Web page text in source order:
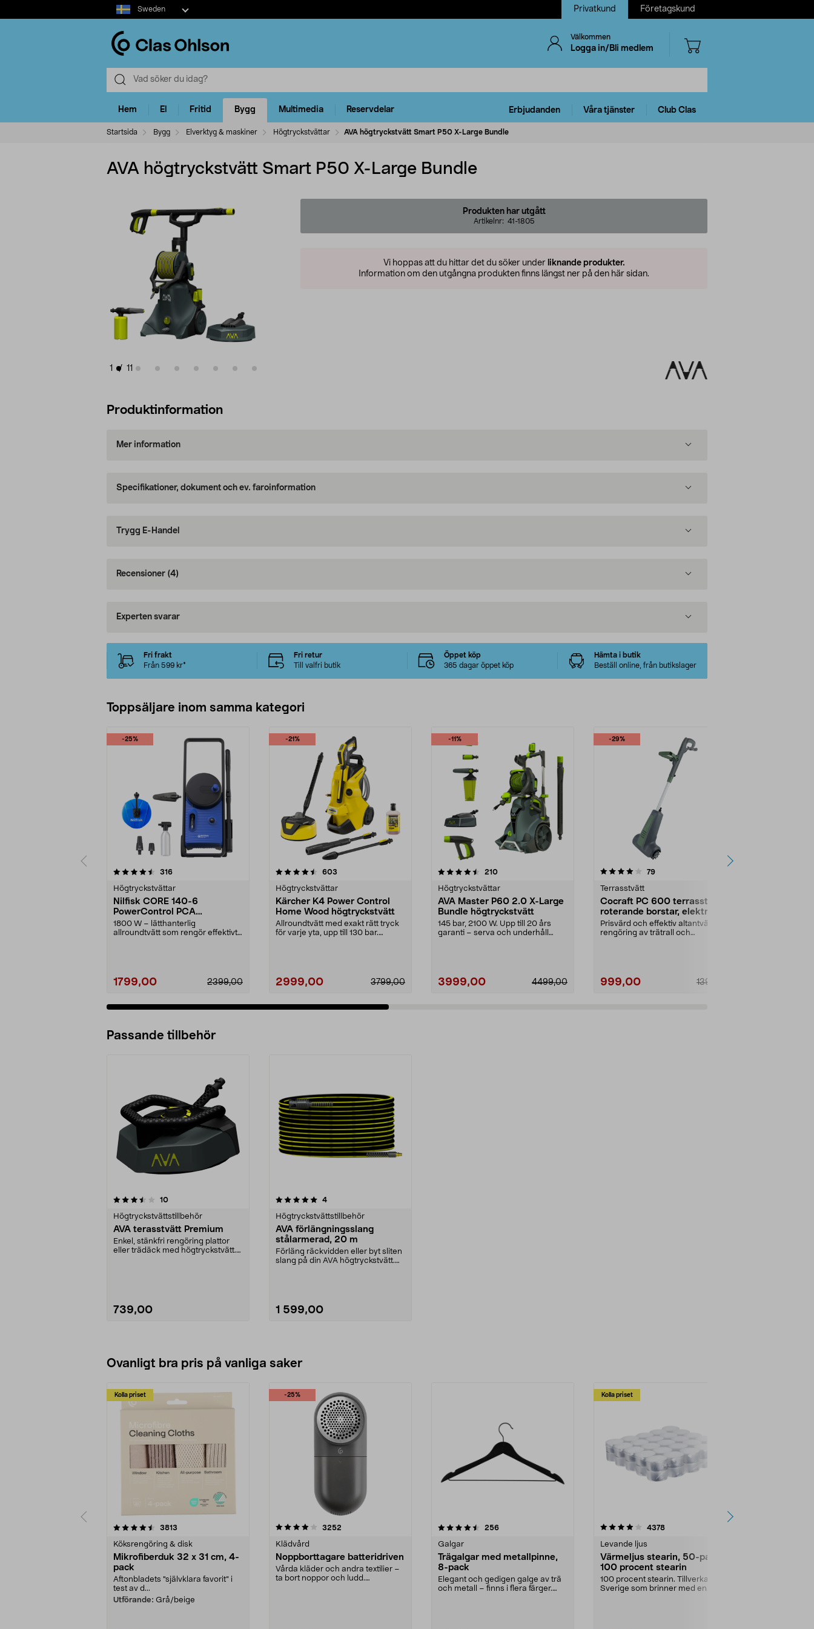
Select
market
Sweden Privatkund Företagskund
Välkommen
Logga in/Bli medlem
Hem El Fritid Bygg Multimedia Reservdelar Erbjudanden Våra tjänster Club Clas
Startsida Bygg Elverktyg & maskiner Högtryckstvättar AVA högtryckstvätt Smart P50 X-Large Bundle
AVA högtryckstvätt Smart P50 X-Large Bundle
1 / 11
Produkten har utgått
Artikelnr: 41-1805
Vi hoppas att du hittar det du söker under liknande produkter.
Information om den utgångna produkten finns längst ner på den här sidan.
Produktinformation
Mer information
Specifikationer, dokument och ev. faroinformation
Trygg E-Handel
Recensioner (4)
Experten svarar
Fri frakt
Från 599 kr*
Fri retur
Till valfri butik
Öppet köp
365 dagar öppet köp
Hämta i butik
Beställ online, från butikslager
Toppsäljare inom samma kategori
-25%
316recensioner
Högtryckstvättar
Nilfisk CORE 140-6
PowerControl PCA
högtryckstvätt
1800 W – lätthanterlig
allroundtvätt som rengör effektivt
1799,00 2399,00
-21%
4.5 av 5 stjärnor 603
Högtryckstvättar
Kärcher K4 Power Control
Home Wood högtryckstvätt
Allroundtvätt med exakt rätt tryck
för varje yta, upp till 130 bar.
2999,00 3799,00
-11%
4.5 av 5 stjärnor 210recensioner
Högtryckstvättar
AVA Master P60 2.0 X-Large
Bundle högtryckstvätt
145 bar, 2100 W. Upp till 20 års
garanti – serva och underhåll
3999,00 4499,00
-29%
4.0 av 5 stjärnor 79recensioner
Terrasstvätt
Cocraft PC 600 terrasstvätt
roterande borstar, elektrisk
Prisvärd och effektiv altantvätt för
rengöring av trätrall och
999,00 1399,00
4.5 av 5 stjärnor
Passande tillbehör
10recensioner
Högtryckstvättstillbehör
AVA terasstvätt Premium
Enkel, stänkfri rengöring plattor
eller trädäck med högtryckstvätt.
739,00
5.0av 5 stjärnor 4recensioner
Högtryckstvättstillbehör
AVA förlängningsslang
stålarmerad, 20 m
Förläng räckvidden eller byt sliten
slang på din AVA högtryckstvätt.
1 599,00
Ovanligt bra pris på vanliga saker
Kolla priset
3813
Köksrengöring & disk
Mikrofiberduk 32 x 31 cm, 4-
pack
Aftonbladets "självklara favorit” i
test av d...
Utförande: Grå/beige
-25%
4.0av 5 stjärnor 3252
Klädvård
Noppborttagare batteridriven
Vårda kläder och andra textilier –
ta bort noppor och ludd.
4.5av 5 stjärnor 256recensioner
Galgar
Trägalgar med metallpinne,
8-pack
Elegant och gedigen galge av trä
och metall – finns i flera färger.
Kolla priset
4.0av 5 stjärnor 4378recensioner
Levande ljus
Värmeljus stearin, 50-pack,
100 procent stearin
100 procent stearin. Tillverkade i
Sverige som brinner med en
4.5av 5 stjärnor